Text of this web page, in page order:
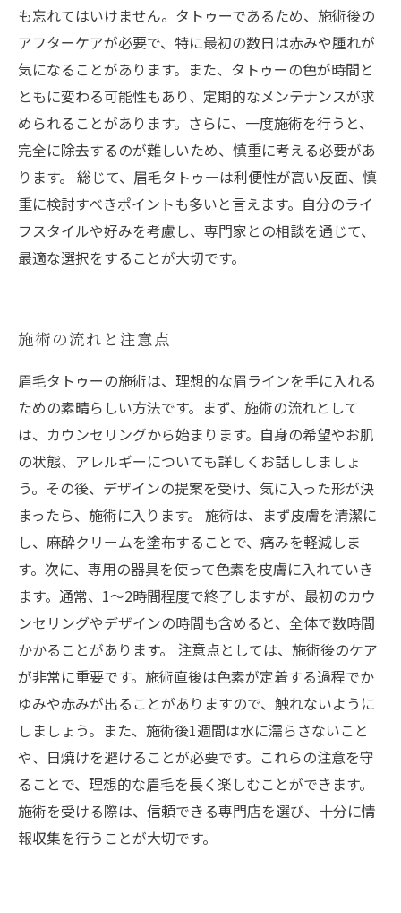
も忘れてはいけません。タトゥーであるため、施術後の
アフターケアが必要で、特に最初の数日は赤みや腫れが
気になることがあります。また、タトゥーの色が時間と
ともに変わる可能性もあり、定期的なメンテナンスが求
められることがあります。さらに、一度施術を行うと、
完全に除去するのが難しいため、慎重に考える必要があ
ります。 総じて、眉毛タトゥーは利便性が高い反面、慎
重に検討すべきポイントも多いと言えます。自分のライ
フスタイルや好みを考慮し、専門家との相談を通じて、
最適な選択をすることが大切です。
施術の流れと注意点
眉毛タトゥーの施術は、理想的な眉ラインを手に入れる
ための素晴らしい方法です。まず、施術の流れとして
は、カウンセリングから始まります。自身の希望やお肌
の状態、アレルギーについても詳しくお話ししましょ
う。その後、デザインの提案を受け、気に入った形が決
まったら、施術に入ります。 施術は、まず皮膚を清潔に
し、麻酔クリームを塗布することで、痛みを軽減しま
す。次に、専用の器具を使って色素を皮膚に入れていき
ます。通常、1〜2時間程度で終了しますが、最初のカウ
ンセリングやデザインの時間も含めると、全体で数時間
かかることがあります。 注意点としては、施術後のケア
が非常に重要です。施術直後は色素が定着する過程でか
ゆみや赤みが出ることがありますので、触れないように
しましょう。また、施術後1週間は水に濡らさないこと
や、日焼けを避けることが必要です。これらの注意を守
ることで、理想的な眉毛を長く楽しむことができます。
施術を受ける際は、信頼できる専門店を選び、十分に情
報収集を行うことが大切です。